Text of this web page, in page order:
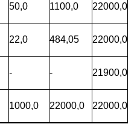
50,0 1100,0 22000,0
22,0 484,05 22000,0
- - 21900,0
1000,0 22000,0 22000,0